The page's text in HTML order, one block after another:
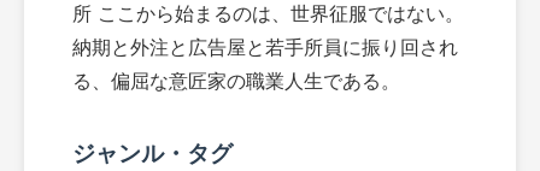
所 ここから始まるのは、世界征服ではない。
納期と外注と広告屋と若手所員に振り回され
る、偏屈な意匠家の職業人生である。
ジャンル・タグ